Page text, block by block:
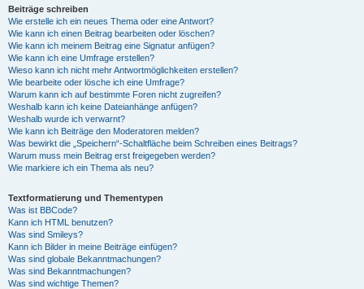
Beiträge schreiben
Wie erstelle ich ein neues Thema oder eine Antwort?
Wie kann ich einen Beitrag bearbeiten oder löschen?
Wie kann ich meinem Beitrag eine Signatur anfügen?
Wie kann ich eine Umfrage erstellen?
Wieso kann ich nicht mehr Antwortmöglichkeiten erstellen?
Wie bearbeite oder lösche ich eine Umfrage?
Warum kann ich auf bestimmte Foren nicht zugreifen?
Weshalb kann ich keine Dateianhänge anfügen?
Weshalb wurde ich verwarnt?
Wie kann ich Beiträge den Moderatoren melden?
Was bewirkt die „Speichern“-Schaltfläche beim Schreiben eines Beitrags?
Warum muss mein Beitrag erst freigegeben werden?
Wie markiere ich ein Thema als neu?
Textformatierung und Thementypen
Was ist BBCode?
Kann ich HTML benutzen?
Was sind Smileys?
Kann ich Bilder in meine Beiträge einfügen?
Was sind globale Bekanntmachungen?
Was sind Bekanntmachungen?
Was sind wichtige Themen?